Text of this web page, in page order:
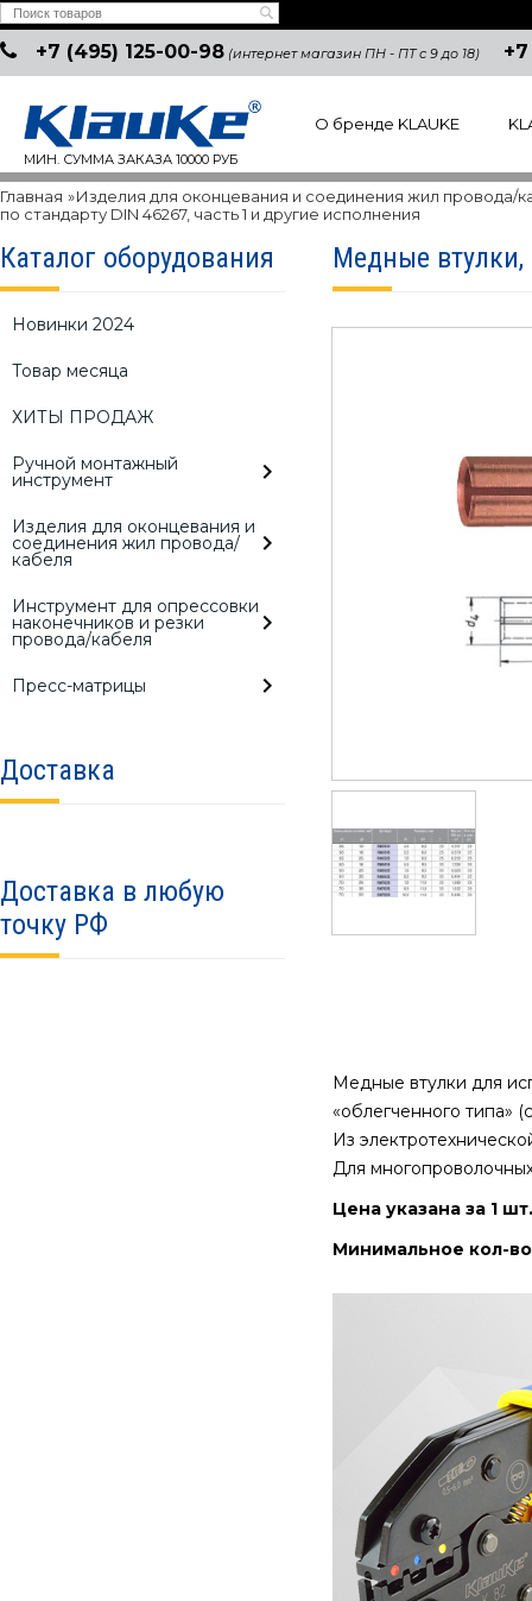
+7 (495) 125-00-98 (интернет магазин ПН - ПТ с 9 до 18)
МИН. СУММА ЗАКАЗА 10000 РУБ
О бренде KLAUKE
Каталог оборудования
Новинки 2024
Товар месяца
ХИТЫ ПРОДАЖ
Ручной монтажный
инструмент
Изделия для оконцевания и
соединения жил провода/
кабеля
Инструмент для опрессовки
наконечников и резки
провода/кабеля
Пресс-матрицы
Доставка
Доставка в любую
точку РФ
Главная »Изделия для оконцевания и соединения жил провода/
по стандарту DIN 46267, часть 1 и другие исполнения
Медные втулки,
Медные втулки для
«облегченного типа»
Из
Для
Цена указана за 1 шт.
Минимальное кол-